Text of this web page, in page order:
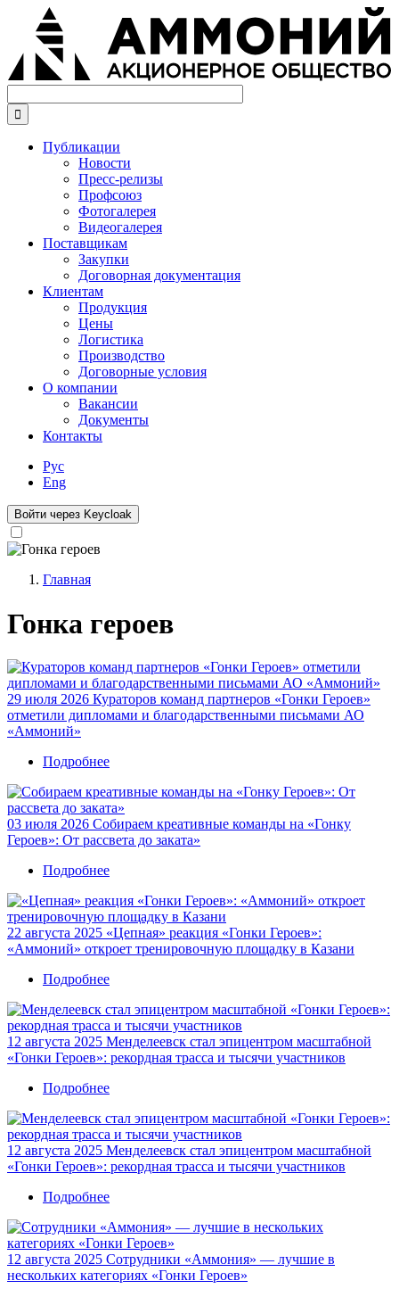
Перейти
основному
содержанию

Публикации
Новости
Пресс-релизы
Профсоюз
Фотогалерея
Видеогалерея
Поставщикам
Закупки
Договорная документация
Клиентам
Продукция
Цены
Логистика
Производство
Договорные условия
О компании
Вакансии
Документы
Контакты
Рус
Eng
Войти через Keycloak
навигации
Главная
Гонка героев
29 июля 2026 Кураторов команд партнеров «Гонки Героев»
отметили дипломами и благодарственными письмами АО
«Аммоний»
Подробнее
команд
партнеров
«Гонки
Героев»
благодарственными
письмами
АО
«Аммоний»
03 июля 2026 Собираем креативные команды на «Гонку
Героев»: От рассвета до заката»
Подробнее
креативные
команды
на
«Гонку
до
заката»
22 августа 2025 «Цепная» реакция «Гонки Героев»:
«Аммоний» откроет тренировочную площадку в Казани
Подробнее
реакция
«Гонки
Героев»:
«Аммоний»
в
Казани
12 августа 2025 Менделеевск стал эпицентром масштабной
«Гонки Героев»: рекордная трасса и тысячи участников
Подробнее
стал
эпицентром
масштабной
«Гонки
и
тысячи
участников
12 августа 2025 Менделеевск стал эпицентром масштабной
«Гонки Героев»: рекордная трасса и тысячи участников
Подробнее
стал
эпицентром
масштабной
«Гонки
12 августа 2025 Сотрудники «Аммония» — лучшие в
нескольких категориях «Гонки Героев»